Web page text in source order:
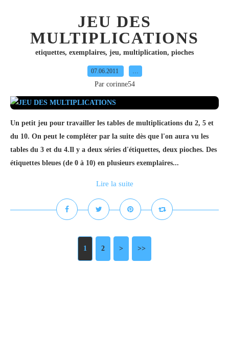
JEU DES
MULTIPLICATIONS
etiquettes, exemplaires, jeu, multiplication, pioches
07.06.2011 …
Par corinne54
Un petit jeu pour travailler les tables de multiplications du 2, 5 et
du 10. On peut le compléter par la suite dès que l'on aura vu les
tables du 3 et du 4.Il y a deux séries d'étiquettes, deux pioches. Des
étiquettes bleues (de 0 à 10) en plusieurs exemplaires...
Lire la suite
1 2 > >>